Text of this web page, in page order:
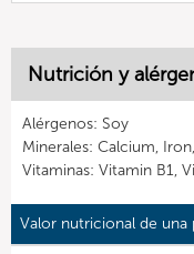
Nutrición y
Alérgenos: Soy
Minerales: Calcium,
Vitaminas: Vitamin B1,
Valor nutricional de una